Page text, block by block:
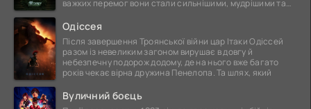
важких перемог вони стали сильнішими, мудрішими та
Одіссея
Після завершення Троянської війни цар Ітаки Одіссей
разом із невеликим загоном вирушає в довгу й
небезпечну подорож додому, де на нього вже багато
років чекає вірна дружина Пенелопа. Та шлях, який
Вуличний боєць